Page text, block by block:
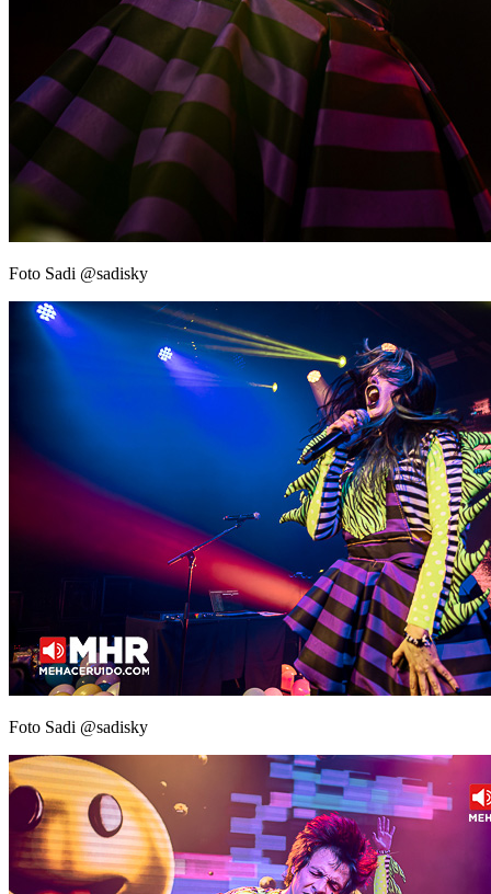
Foto Sadi @sadisky
Foto Sadi @sadisky